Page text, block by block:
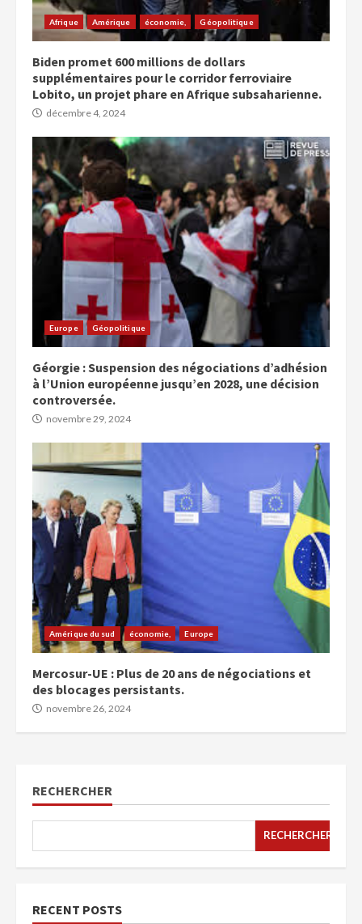
Afrique Amérique économie, Géopolitique
Biden promet 600 millions de dollars
supplémentaires pour le corridor ferroviaire
Lobito, un projet phare en Afrique subsaharienne.
décembre 4, 2024
Europe Géopolitique
Géorgie : Suspension des négociations d’adhésion
à l’Union européenne jusqu’en 2028, une décision
controversée.
novembre 29, 2024
Amérique du sud économie, Europe
Mercosur-UE : Plus de 20 ans de négociations et
des blocages persistants.
novembre 26, 2024
RECHERCHER
RECHERCHER
RECENT POSTS